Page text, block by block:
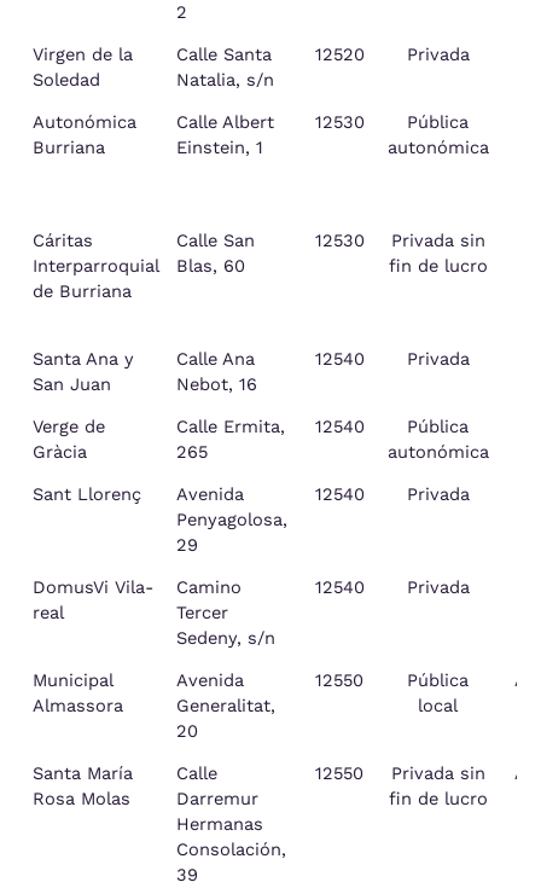
2
Virgen de la
Soledad
Calle Santa
Natalia, s/n
12520 Privada
Autonómica
Burriana
Calle Albert
Einstein, 1
12530
Pública
autonómica
Cáritas
Interparroquial
de Burriana
Calle San
Blas, 60
12530
Privada sin
fin de lucro
Santa Ana y
San Juan
Calle Ana
Nebot, 16
12540 Privada
Verge de
Gràcia
Calle Ermita,
265
12540
Pública
autonómica
Sant Llorenç
Avenida
Penyagolosa,
29
12540 Privada
DomusVi Vila-
real
Camino
Tercer
Sedeny, s/n
12540 Privada
Municipal
Almassora
Avenida
Generalitat,
20
12550
Pública
local
Santa María
Rosa Molas
Calle
Darremur
Hermanas
Consolación,
39
12550
Privada sin
fin de lucro